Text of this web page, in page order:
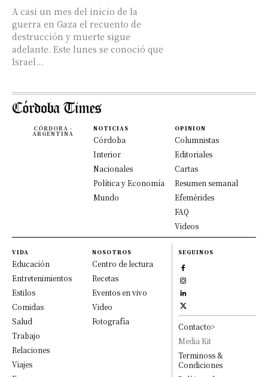
A casi un mes del inicio de la
guerra en Gaza el recuento de
destrucción y muerte sigue
adelante. Este lunes se conoció que
Israel...
CÓRDOBA -
ARGENTINA
NOTICIAS
Córdoba
Interior
Nacionales
Política y Economía
Mundo
OPINION
Columnistas
Editoriales
Cartas
Resumen semanal
Efemérides
FAQ
Videos
VIDA
Educación
Entretenimientos
Estilos
Comidas
Salud
Trabajo
Relaciones
Viajes
NOSOTROS
Centro de lectura
Recetas
Eventos en vivo
Video
Fotografía
SEGUINOS
Contacto>
Media Kit
Terminoss &
Condiciones